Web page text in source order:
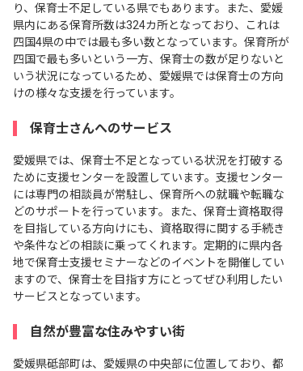
り、保育士不足している県でもあります。また、愛媛
県内にある保育所数は324カ所となっており、これは
四国4県の中では最も多い数となっています。保育所が
四国で最も多いという一方、保育士の数が足りないと
いう状況になっているため、愛媛県では保育士の方向
けの様々な支援を行っています。
保育士さんへのサービス
愛媛県では、保育士不足となっている状況を打破する
ために支援センターを設置しています。支援センター
には専門の相談員が常駐し、保育所への就職や転職な
どのサポートを行っています。また、保育士資格取得
を目指している方向けにも、資格取得に関する手続き
や条件などの相談に乗ってくれます。定期的に県内各
地で保育士支援セミナーなどのイベントを開催してい
ますので、保育士を目指す方にとってぜひ利用したい
サービスとなっています。
自然が豊富な住みやすい街
愛媛県砥部町は、愛媛県の中央部に位置しており、都